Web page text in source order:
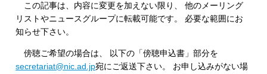
この記事は、内容に変更を加えない限り、 他のメーリング
リストやニュースグループに転載可能です。 必要な範囲にお
知らせ下さい。
傍聴ご希望の場合は、 以下の「傍聴申込書」部分を
secretariat@nic.ad.jp宛にご返送下さい。 お申し込みがない場